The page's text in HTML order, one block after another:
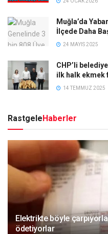
Muğla’da
İlçede Daha
24 MAYIS 2025
CHP’li
ilk halk ekmek
14 TEMMUZ 2025
RastgeleHaberler
Elektrikte böyle
ödetiyorlar